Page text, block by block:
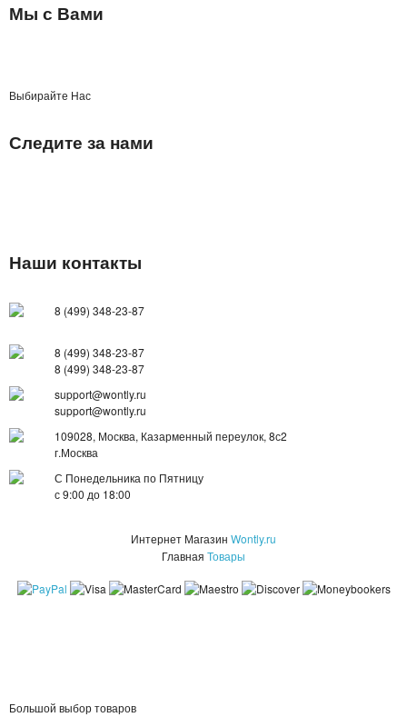
Мы с Вами
Выбирайте Нас
Следите за нами
Наши контакты
8 (499) 348-23-87
8 (499) 348-23-87
8 (499) 348-23-87
support@wontly.ru
support@wontly.ru
109028, Москва, Казарменный переулок, 8с2
г.Москва
С Понедельника по Пятницу
с 9:00 до 18:00
Интернет Магазин Wontly.ru
Главная Товары
Большой выбор товаров